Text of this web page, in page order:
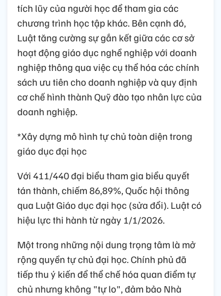
tích lũy của người học để tham gia các
chương trình học tập khác. Bên cạnh đó,
Luật tăng cường sự gắn kết giữa các cơ sở
hoạt động giáo dục nghề nghiệp với doanh
nghiệp thông qua việc cụ thể hóa các chính
sách ưu tiên cho doanh nghiệp và quy định
cơ chế hình thành Quỹ đào tạo nhân lực của
doanh nghiệp.
*Xây dựng mô hình tự chủ toàn diện trong
giáo dục đại học
Với 411/440 đại biểu tham gia biểu quyết
tán thành, chiếm 86,89%, Quốc hội thông
qua Luật Giáo dục đại học (sửa đổi). Luật có
hiệu lực thi hành từ ngày 1/1/2026.
Một trong những nội dung trọng tâm là mở
rộng quyền tự chủ đại học. Chính phủ đã
tiếp thu ý kiến để thể chế hóa quan điểm tự
chủ nhưng không "tự lo", đảm bảo Nhà